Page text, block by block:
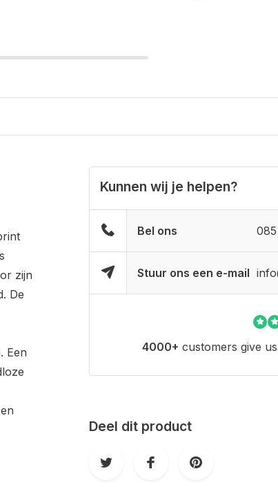
zijn
De
Een
Kunnen wij je helpen?
Bel ons
Stuur ons een e-mail
4000+ customers give
Deel dit product